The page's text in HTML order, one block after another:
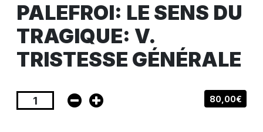
PALEFROI: LE SENS DU
TRAGIQUE: V.
TRISTESSE GÉNÉRALE
80,00€